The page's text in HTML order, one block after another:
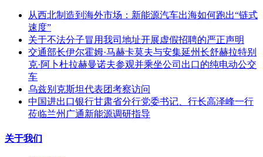
从西北制造到海外市场：新能源汽车出海如何跑出“链式
速度”
关于不法分子冒用我司地址开展虚假招聘的严正声明
交通部长伊尔霍姆·马赫卡莫夫与安集延州长舒赫拉特别
克·阿卜杜拉赫曼诺夫参观并乘坐公司出口的纯电动公交
车
乌兹别克斯坦代表团考察访问
中国进出口银行甘肃省分行党委书记、行长高泽峰一行
莅临兰州广通新能源调研指导
关于我们